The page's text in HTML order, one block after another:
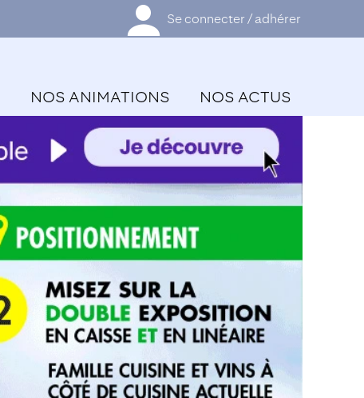
Se connecter / adhérer
NOS ANIMATIONS NOS ACTUS